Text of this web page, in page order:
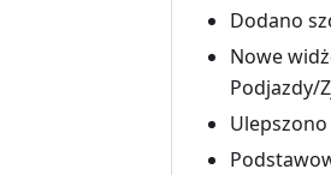
Dodano
Nowe
Podjazdy/